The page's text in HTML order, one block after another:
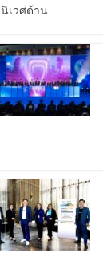
นิเวศด้าน